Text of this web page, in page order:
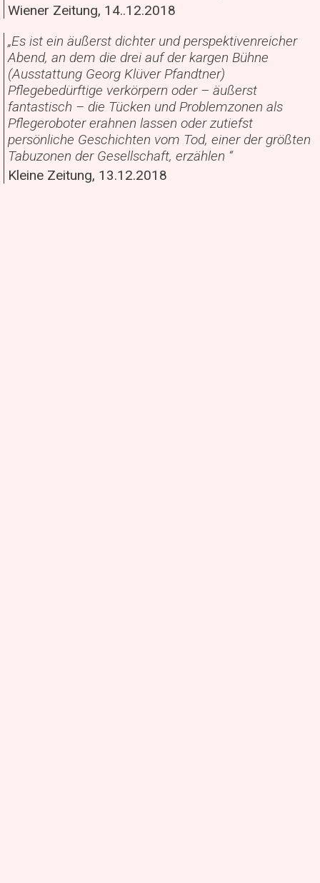
Wiener Zeitung, 14..12.2018
„Es ist ein äußerst dichter und perspektivenreicher
Abend, an dem die drei auf der kargen Bühne
(Ausstattung Georg Klüver Pfandtner)
Pflegebedürftige verkörpern oder – äußerst
fantastisch – die Tücken und Problemzonen als
Pflegeroboter erahnen lassen oder zutiefst
persönliche Geschichten vom Tod, einer der größten
Tabuzonen der Gesellschaft, erzählen “
Kleine Zeitung, 13.12.2018